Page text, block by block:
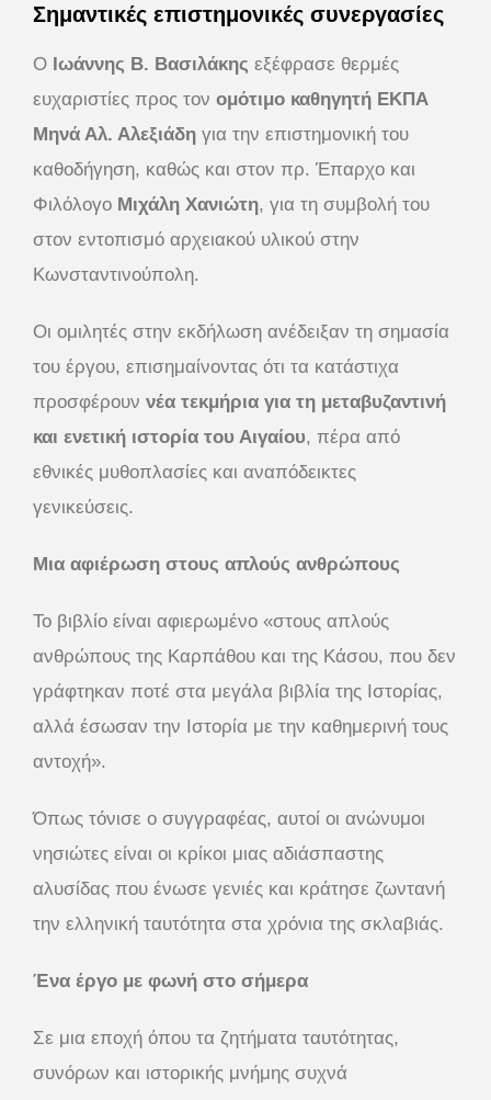
Σημαντικές επιστημονικές συνεργασίες
Ο Ιωάννης Β. Βασιλάκης εξέφρασε θερμές
ευχαριστίες προς τον ομότιμο καθηγητή ΕΚΠΑ
Μηνά Αλ. Αλεξιάδη για την επιστημονική του
καθοδήγηση, καθώς και στον πρ. Έπαρχο και
Φιλόλογο Μιχάλη Χανιώτη, για τη συμβολή του
στον εντοπισμό αρχειακού υλικού στην
Κωνσταντινούπολη.
Οι ομιλητές στην εκδήλωση ανέδειξαν τη σημασία
του έργου, επισημαίνοντας ότι τα κατάστιχα
προσφέρουν νέα τεκμήρια για τη μεταβυζαντινή
και ενετική ιστορία του Αιγαίου, πέρα από
εθνικές μυθοπλασίες και αναπόδεικτες
γενικεύσεις.
Μια αφιέρωση στους απλούς ανθρώπους
Το βιβλίο είναι αφιερωμένο «στους απλούς
ανθρώπους της Καρπάθου και της Κάσου, που δεν
γράφτηκαν ποτέ στα μεγάλα βιβλία της Ιστορίας,
αλλά έσωσαν την Ιστορία με την καθημερινή τους
αντοχή».
Όπως τόνισε ο συγγραφέας, αυτοί οι ανώνυμοι
νησιώτες είναι οι κρίκοι μιας αδιάσπαστης
αλυσίδας που ένωσε γενιές και κράτησε ζωντανή
την ελληνική ταυτότητα στα χρόνια της σκλαβιάς.
Ένα έργο με φωνή στο σήμερα
Σε μια εποχή όπου τα ζητήματα ταυτότητας,
συνόρων και ιστορικής μνήμης συχνά